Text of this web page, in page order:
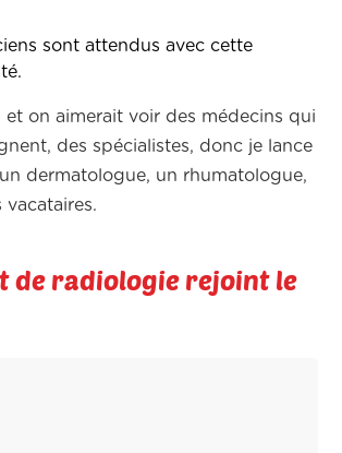
sont attendus avec cette
et on aimerait voir des médecins qui
des spécialistes, donc je lance
dermatologue, un rhumatologue,
vacataires.
de radiologie rejoint le